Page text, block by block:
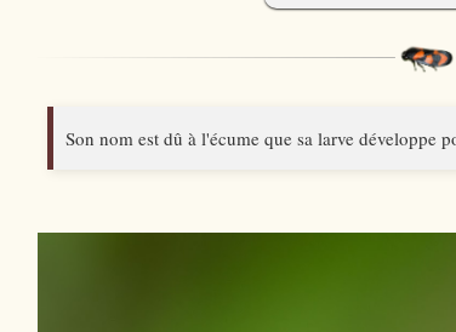
Son nom est dû à l'écume que sa larve développe